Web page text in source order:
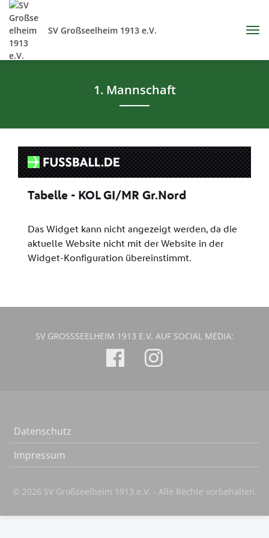
SV Großseelheim 1913 e.V.
1. Mannschaft
SV GROSSSEELHEIM 1913 E.V. AUF SOCIAL MEDIA:
Datenschutz
Impressum
© 2026 SV Großseelheim 1913 e.V. - Alle Rechte vorbehalten.